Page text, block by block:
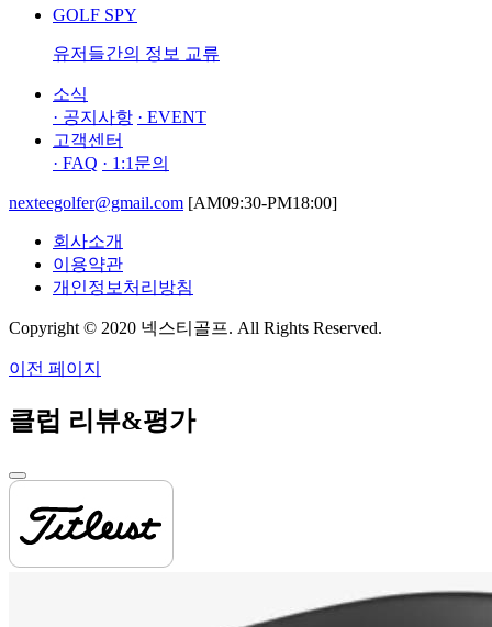
GOLF SPY
유저들간의 정보 교류
소식
· 공지사항 · EVENT
고객센터
· FAQ · 1:1문의
nexteegolfer@gmail.com [AM09:30-PM18:00]
회사소개
이용약관
개인정보처리방침
Copyright © 2020 넥스티골프. All Rights Reserved.
이전 페이지
클럽 리뷰&평가